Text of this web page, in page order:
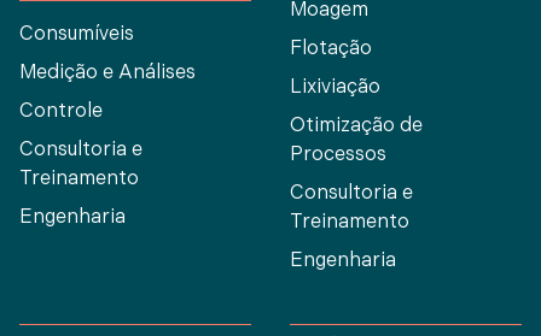
Consumíveis
Medição e Análises
Controle
Consultoria e
Treinamento
Engenharia
Moagem
Flotação
Lixiviação
Otimização de
Processos
Consultoria e
Treinamento
Engenharia